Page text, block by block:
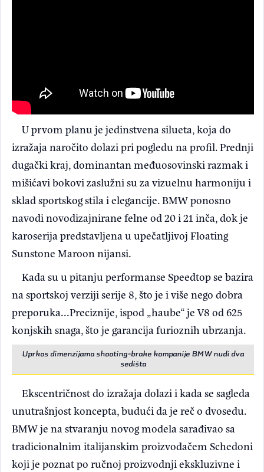
U prvom planu je jedinstvena silueta, koja do
izražaja naročito dolazi pri pogledu na profil. Prednji
dugački kraj, dominantan međuosovinski razmak i
mišićavi bokovi zaslužni su za vizuelnu harmoniju i
sklad sportskog stila i elegancije. BMW ponosno
navodi novodizajnirane felne od 20 i 21 inča, dok je
karoserija predstavljena u upečatljivoj Floating
Sunstone Maroon nijansi.
Kada su u pitanju performanse Speedtop se bazira
na sportskoj verziji serije 8, što je i više nego dobra
preporuka...Preciznije, ispod „haube“ je V8 od 625
konjskih snaga, što je garancija furioznih ubrzanja.
Uprkos dimenzijama shooting-brake kompanije BMW nudi dva
sedišta
Ekscentričnost do izražaja dolazi i kada se sagleda
unutrašnjost koncepta, budući da je reč o dvosedu.
BMW je na stvaranju novog modela sarađivao sa
tradicionalnim italijanskim proizvođačem Schedoni
koji je poznat po ručnoj proizvodnji ekskluzivne i